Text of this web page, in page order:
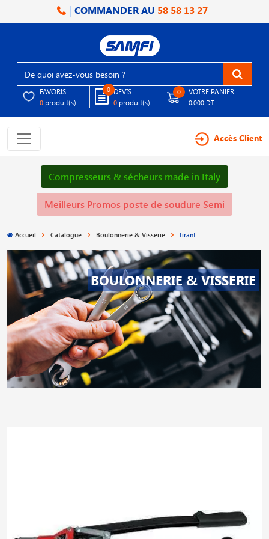
COMMANDER AU 58 58 13 27
FAVORIS
0 produit(s)
0 DEVIS
0 produit(s)
0 VOTRE PANIER
0.000 DT
Accès Client
Compresseurs & sécheurs made in Italy
Meilleurs Promos poste de soudure Semi
Accueil Catalogue Boulonnerie & Visserie tirant
BOULONNERIE & VISSERIE